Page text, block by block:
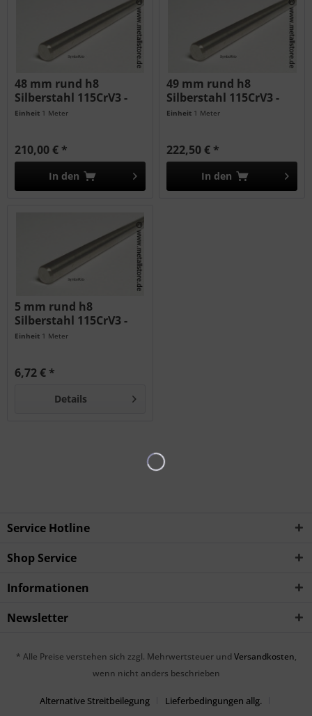
48 mm rund h8
Silberstahl 115CrV3 -
geschliffen...
Einheit 1 Meter
210,00 € *
In den
49 mm rund h8
Silberstahl 115CrV3 -
geschliffen...
Einheit 1 Meter
222,50 € *
In den
5 mm rund h8
Silberstahl 115CrV3 -
geschliffen...
Einheit 1 Meter
6,72 € *
Details
Service Hotline
Shop Service
Informationen
Newsletter
* Alle Preise verstehen sich zzgl. Mehrwertsteuer und Versandkosten,
wenn nicht anders beschrieben
Alternative Streitbeilegung Lieferbedingungen allg.